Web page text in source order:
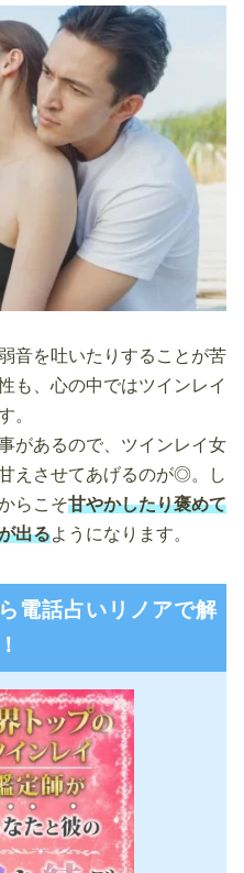
音を吐いたりすることが苦
も、心の中ではツインレイ
。
があるので、ツインレイ女
えさせてあげるのが◎。し
らこそ甘やかしたり褒めて
出るようになります。
電話占いリノアで解